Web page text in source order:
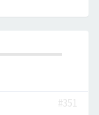
#351